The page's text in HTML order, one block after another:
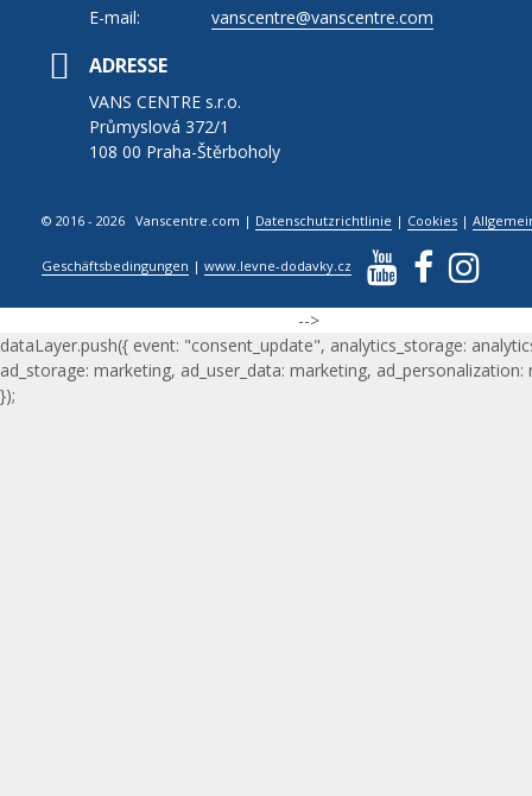
E-mail:
vanscentre@vanscentre.com
ADRESSE
VANS CENTRE s.r.o.
Průmyslová 372/1
108 00 Praha-Štěrboholy
© 2016 - 2026 Vanscentre.com | Datenschutzrichtlinie | Cookies |
Geschäftsbedingungen |www.levne-dodavky.cz
-->
dataLayer.push({ event: "consent_update", analytics_storage:
ad_storage: marketing, ad_user_data: marketing, ad_personalization:
});